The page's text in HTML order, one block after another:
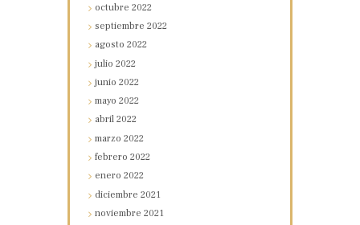
octubre2022
septiembre2022
agosto2022
julio2022
junio2022
mayo2022
abril2022
marzo2022
febrero2022
enero2022
diciembre2021
noviembre2021